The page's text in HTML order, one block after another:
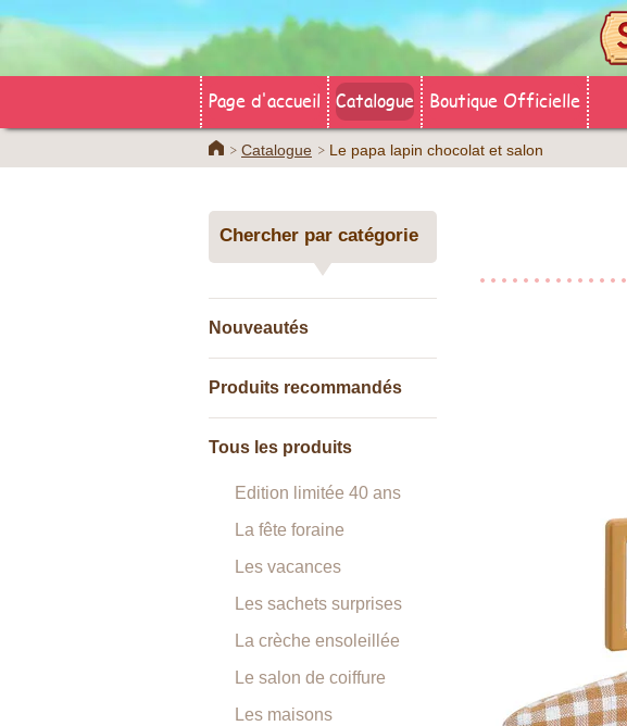
Page d'accueil Catalogue Boutique Officielle
HomeCatalogue Le papa lapin chocolat et salon
Chercher par catégorie
Nouveautés
Produits recommandés
Tous les produits
Edition limitée 40 ans
La fête foraine
Les vacances
Les sachets surprises
La crèche ensoleillée
Le salon de coiffure
Les maisons